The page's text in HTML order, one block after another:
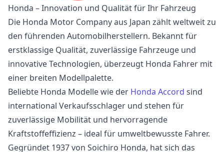
Honda – Innovation und Qualität für Ihr Fahrzeug
Die Honda Motor Company aus Japan zählt weltweit zu
den führenden Automobilherstellern. Bekannt für
erstklassige Qualität, zuverlässige Fahrzeuge und
innovative Technologien, überzeugt Honda Fahrer mit
einer breiten Modellpalette.
Beliebte Honda Modelle wie der Honda Accord sind
international Verkaufsschlager und stehen für
zuverlässige Mobilität und hervorragende
Kraftstoffeffizienz – ideal für umweltbewusste Fahrer.
Gegründet 1937 von Soichiro Honda, hat sich das